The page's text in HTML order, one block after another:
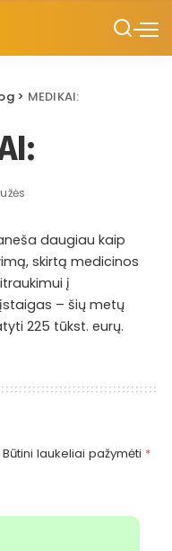
> MEDIKAI:
daugiau kaip
skirtą medicinos
į
– šių metų
225 tūkst. eurų.
Būtini laukeliai pažymėti *